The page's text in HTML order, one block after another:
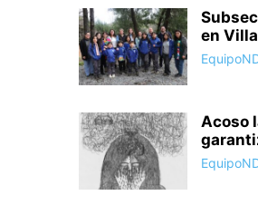
en
Acoso